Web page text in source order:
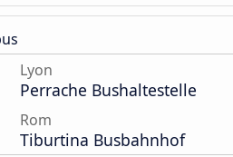
Lyon
Perrache Bushaltestelle
Rom
Tiburtina Busbahnhof